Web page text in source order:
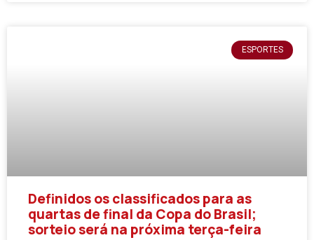
ESPORTES
Definidos os classificados para as
quartas de final da Copa do Brasil;
sorteio será na próxima terça-feira